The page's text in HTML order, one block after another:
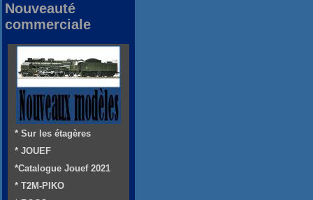
Nouveauté
commerciale
* Sur les étagères
* JOUEF
*Catalogue Jouef 2021
* T2M-PIKO